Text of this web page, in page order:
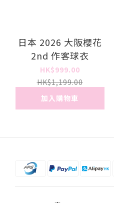
日本 2026 大阪櫻花
2nd 作客球衣
HK$999.00
HK$1,199.00
加入購物車